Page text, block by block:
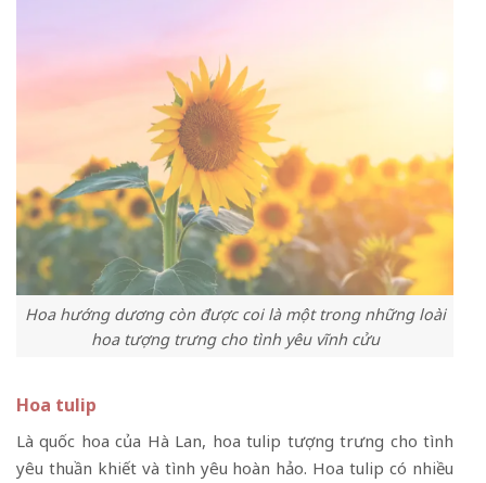
Hoa hướng dương còn được coi là một trong những loài
hoa tượng trưng cho tình yêu vĩnh cửu
Hoa tulip
Là quốc hoa của Hà Lan, hoa tulip tượng trưng cho tình
yêu thuần khiết và tình yêu hoàn hảo. Hoa tulip có nhiều